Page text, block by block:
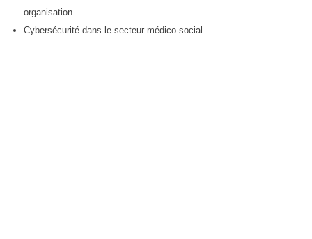
organisation
Cybersécurité dans le secteur médico-social